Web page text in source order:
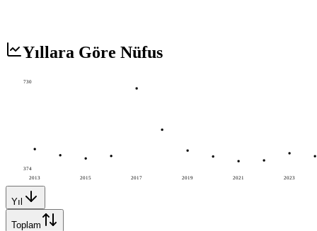
Yıllara Göre Nüfus
2013 2015 2017 2019 2021 2023
730
374
Yıl
Toplam